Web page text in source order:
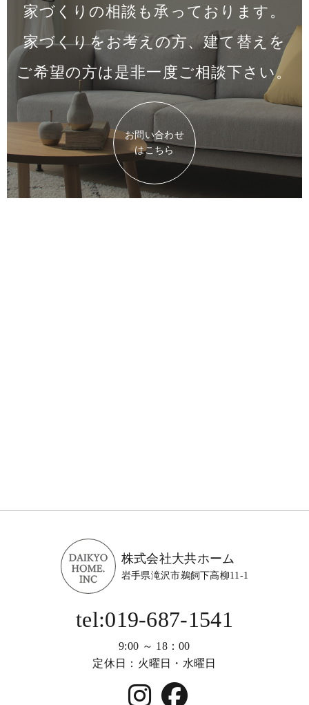
家づくりの相談も承っております。
家づくりをお考えの方、建て替えを
ご希望の方は是非一度ご相談下さい。
お問い合わせ
はこちら
株式会社大共ホーム
岩手県滝沢市鵜飼下高柳11-1
tel:019-687-1541
9:00 ～ 18：00
定休日：火曜日・水曜日